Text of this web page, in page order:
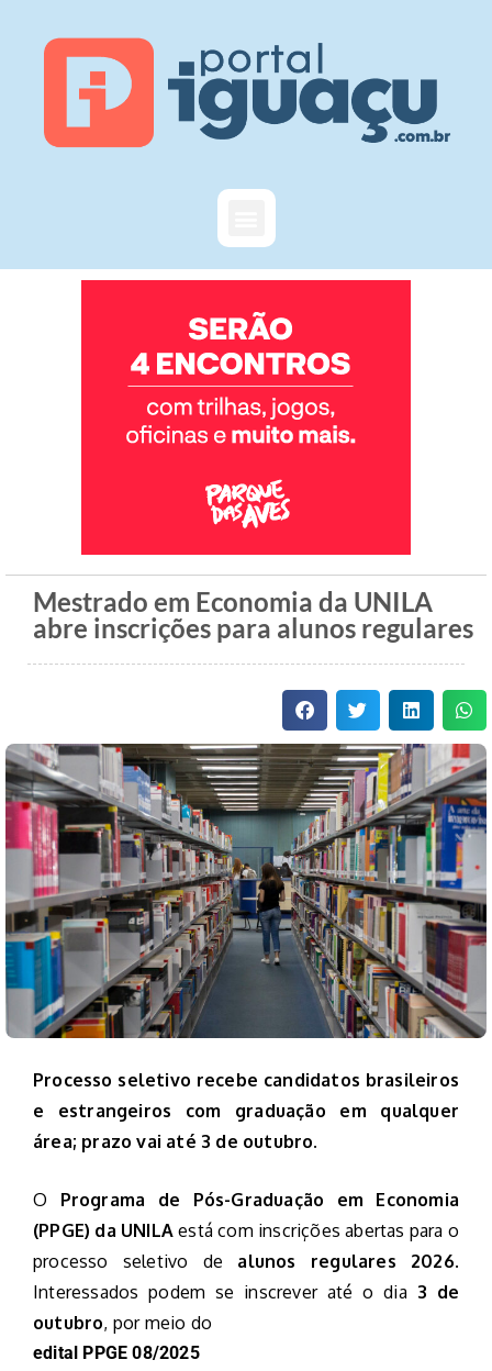
Mestrado em Economia da UNILA
abre inscrições para alunos regulares
Processo seletivo recebe candidatos brasileiros
e estrangeiros com graduação em qualquer
área; prazo vai até 3 de outubro.
O Programa de Pós-Graduação em Economia
(PPGE) da UNILA está com inscrições abertas para o
processo seletivo de alunos regulares 2026.
Interessados podem se inscrever até o dia 3 de
outubro, por meio do
edital PPGE 08/2025